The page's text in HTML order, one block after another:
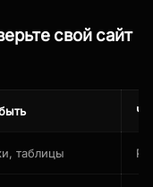
свой сайт
таблицы